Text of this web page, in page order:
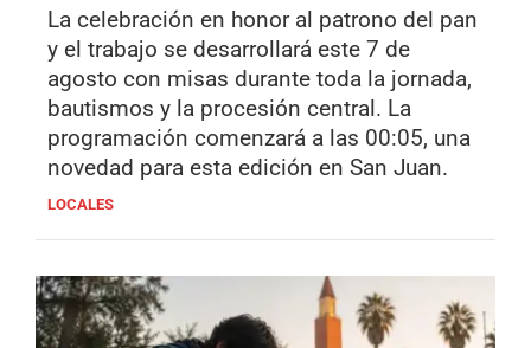
La celebración en honor al patrono del pan
y el trabajo se desarrollará este 7 de
agosto con misas durante toda la jornada,
bautismos y la procesión central. La
programación comenzará a las 00:05, una
novedad para esta edición en San Juan.
LOCALES